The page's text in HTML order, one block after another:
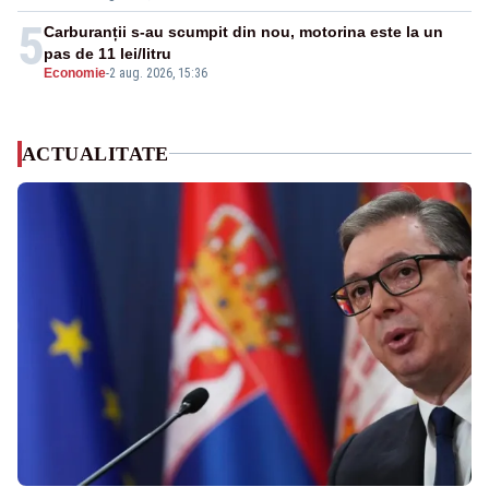
5 Economie-2 aug. 2026, 15:36
Carburanții s-au scumpit din nou, motorina este la un
pas de 11 lei/litru
ACTUALITATE